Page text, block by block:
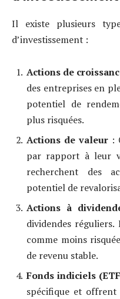
Il existe plusieurs
d’investissement :
Actions de
des entreprises en
potentiel de
plus risquées.
Actions de valeur :
par rapport à leur
recherchent des
potentiel de
Actions à
dividendes réguliers.
comme moins
de revenu stable.
Fonds indiciels
spécifique et offrent